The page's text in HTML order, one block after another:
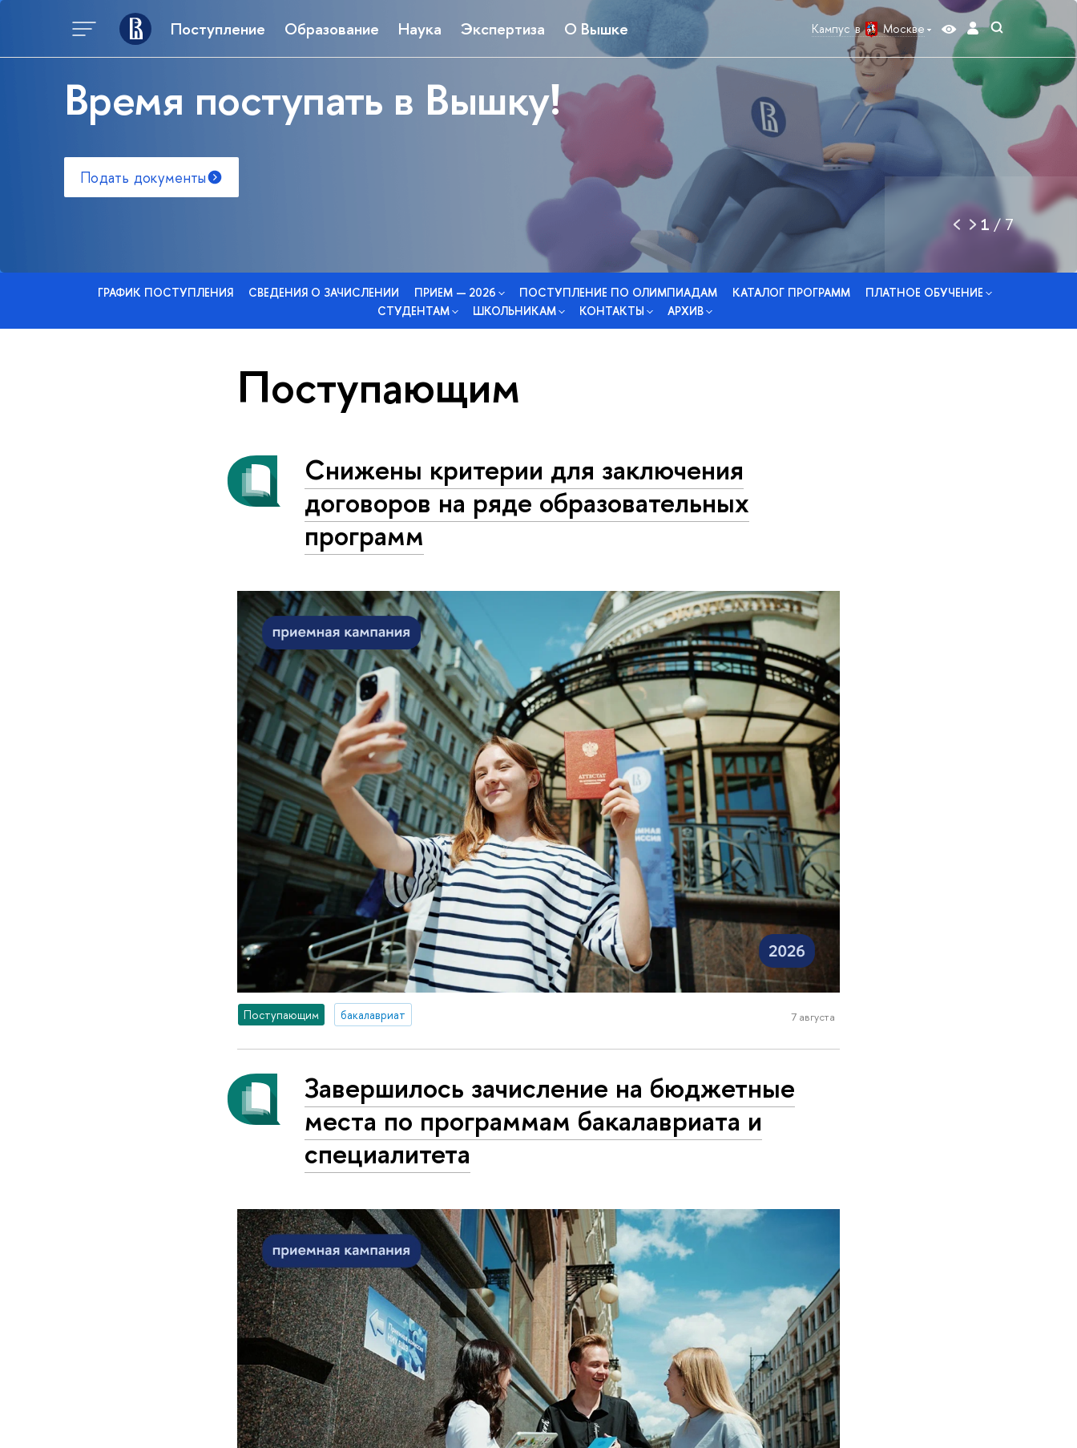
Поступление Образование Наука Экспертиза О Вышке Кампус в Москве
Время поступать в Вышку!
Подать документы
1 /7
ГРАФИК ПОСТУПЛЕНИЯ СВЕДЕНИЯ О ЗАЧИСЛЕНИИ ПРИЕМ — 2026 ПОСТУПЛЕНИЕ ПО ОЛИМПИАДАМ КАТАЛОГ ПРОГРАММ
ПЛАТНОЕ ОБУЧЕНИЕ
СТУДЕНТАМ
ШКОЛЬНИКАМ КОНТАКТЫ АРХИВ
Поступающим
Снижены критерии для заключения
договоров на ряде образовательных
программ
Поступающим бакалавриат 7 августа
Завершилось зачисление на бюджетные
места по программам бакалавриата и
специалитета